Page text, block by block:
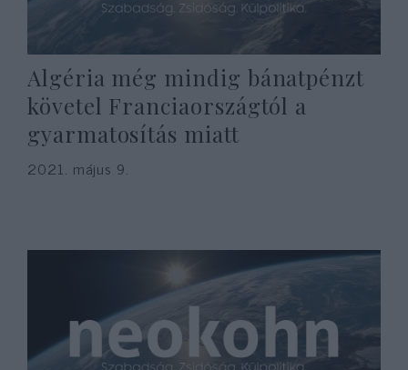
Algéria még mindig bánatpénzt
követel Franciaországtól a
gyarmatosítás miatt
2021. május 9.